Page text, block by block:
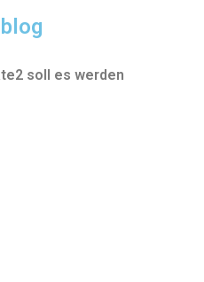
soll es werden